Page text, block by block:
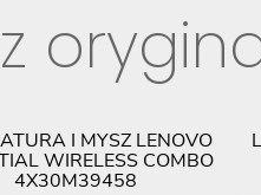
I MYSZ LENOVO
WIRELESS COMBO
4X30M39458